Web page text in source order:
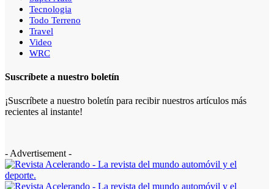
Tecnologia
Todo Terreno
Travel
Video
WRC
Suscríbete a nuestro boletín
¡Suscríbete a nuestro boletín para recibir nuestros artículos más
recientes al instante!
- Advertisement -